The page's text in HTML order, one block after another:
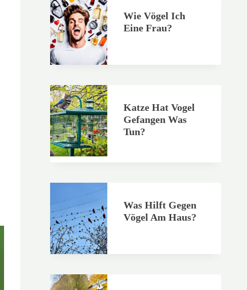
Wie Vögel Ich
Eine Frau?
Katze Hat Vogel
Gefangen Was
Tun?
Was Hilft Gegen
Vögel Am Haus?